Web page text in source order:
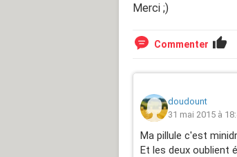
Merci ;)
Commenter
doudount
31 mai 2015 à
Ma pillule c'est
Et les deux oublient